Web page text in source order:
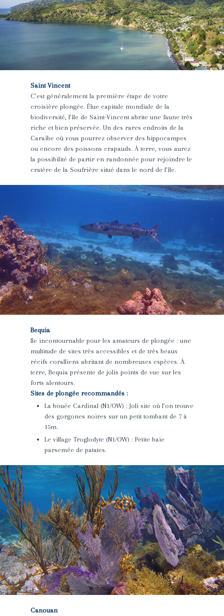
Saint Vincent
C’est généralement la première étape de votre
croisière plongée. Élue capitale mondiale de la
biodiversité, l’île de Saint-Vincent abrite une faune très
riche et bien préservée. Un des rares endroits de la
Caraïbe où vous pourrez observer des hippocampes
ou encore des poissons crapauds. À terre, vous aurez
la possibilité de partir en randonnée pour rejoindre le
cratère de la Soufrière situé dans le nord de l’île.
Bequia
Ile incontournable pour les amateurs de plongée : une
multitude de sites très accessibles et de très beaux
récifs coralliens abritant de nombreuses espèces. À
terre, Bequia présente de jolis points de vue sur les
forts alentours.
Sites de plongée recommandés :
La bouée Cardinal (N1/OW) : Joli site où l’on trouve
des gorgones noires sur un petit tombant de 7 à
15m.
Le village Troglodyte (N1/OW) : Petite baie
parsemée de patates.
Canouan